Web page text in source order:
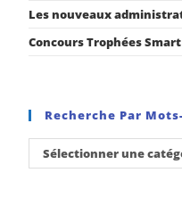
Les nouveaux
Concours Trophées
Recherche Par
Sélectionner une